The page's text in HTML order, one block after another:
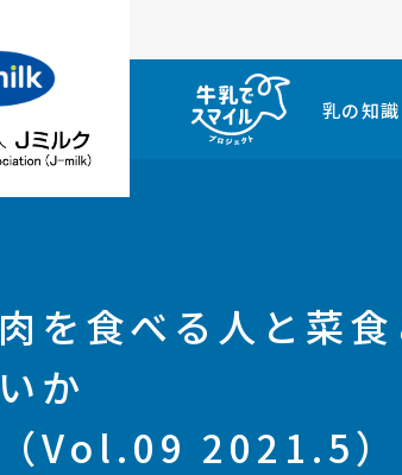
乳の知識
肉を食べる人と菜
いか
（Vol.09 2021.5）